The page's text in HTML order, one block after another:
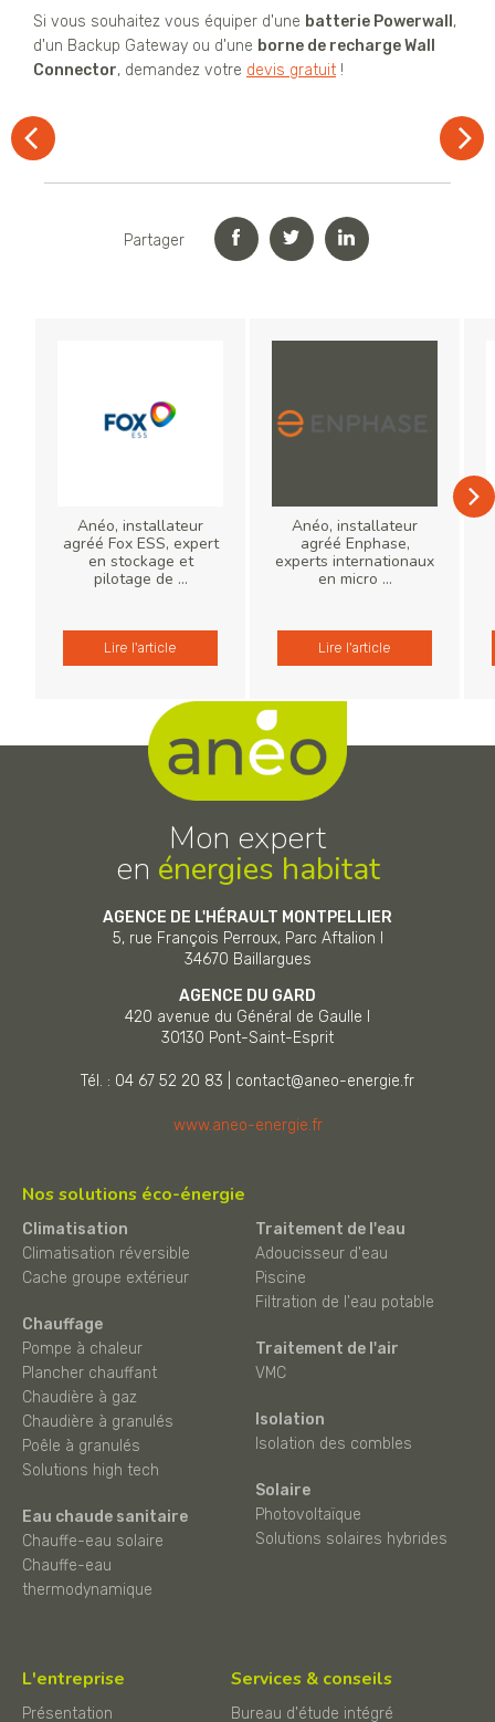
Si vous souhaitez vous équiper d'une batterie Powerwall ,
d'un Backup Gateway ou d'une borne de recharge Wall
Connector, demandez votre devis gratuit !
Partager
Anéo, installateur
agréé Fox ESS, expert
en stockage et
pilotage de ...
Lire l'article
Anéo, installateur
agréé Enphase,
experts internationaux
en micro ...
Lire l'article
Mon expert
en énergies habitat
AGENCE DE L'HÉRAULT MONTPELLIER
5, rue François Perroux, Parc Aftalion I
34670 Baillargues
AGENCE DU GARD
420 avenue du Général de Gaulle I
30130 Pont-Saint-Esprit
Tél. : 04 67 52 20 83 contact@aneo-energie.fr
www.aneo-energie.fr
Nos solutions éco-énergie
Climatisation
Climatisation réversible
Cache groupe extérieur
Chauffage
Pompe à chaleur
Plancher chauffant
Chaudière à gaz
Chaudière à granulés
Poêle à granulés
Solutions high tech
Eau chaude sanitaire
Chauffe-eau solaire
Chauffe-eau
thermodynamique
Traitement de l'eau
Adoucisseur d'eau
Piscine
Filtration de l'eau potable
Traitement de l'air
VMC
Isolation
Isolation des combles
Solaire
Photovoltaïque
Solutions solaires hybrides
L'entreprise
Présentation
Services & conseils
Bureau d'étude intégré